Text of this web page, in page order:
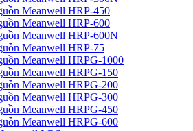
Meanwell HRP-450
Meanwell HRP-600
Meanwell HRP-600N
Meanwell HRP-75
Meanwell HRPG-1000
Meanwell HRPG-150
Meanwell HRPG-200
Meanwell HRPG-300
Meanwell HRPG-450
Meanwell HRPG-600